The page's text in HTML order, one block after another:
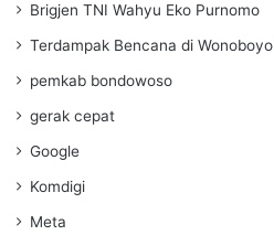
Brigjen TNI Wahyu Eko Purnomo
Terdampak Bencana di Wonoboyo
pemkab bondowoso
gerak cepat
Google
Komdigi
Meta